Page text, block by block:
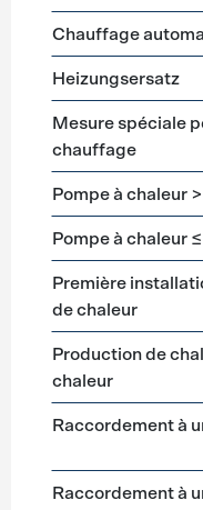
Chauffage
Heizungsersatz
Mesure spéciale
chauffage
Pompe à chaleur
Pompe à chaleur
Première
de chaleur
Production de
chaleur
Raccordement à
Raccordement à